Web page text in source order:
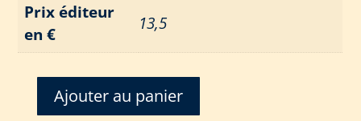
Prix éditeur
en €
13,5
quantitéAjouter au panier